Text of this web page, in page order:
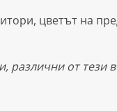
цветът на
различни от тези